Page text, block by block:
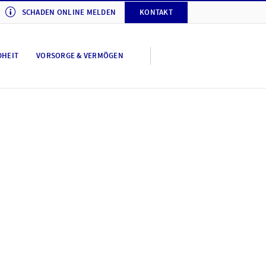
SCHADEN ONLINE MELDEN KONTAKT
VORSORGE & VERMÖGEN